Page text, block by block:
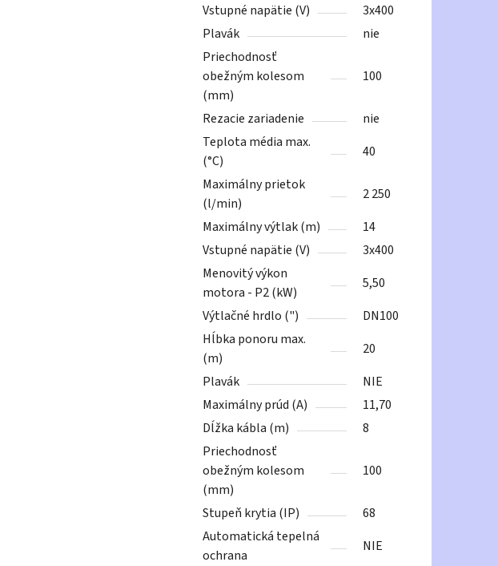
Vstupné napätie (V)
3x400
Plavák
nie
Priechodnosť
obežným kolesom
(mm)
100
Rezacie zariadenie
nie
Teplota média max.
(°C)
40
Maximálny prietok
(l/min)
2 250
Maximálny výtlak (m)
14
Vstupné napätie (V)
3x400
Menovitý výkon
motora - P2 (kW)
5,50
Výtlačné hrdlo (")
DN100
Hĺbka ponoru max.
(m)
20
Plavák
NIE
Maximálny prúd (A)
11,70
Dĺžka kábla (m)
8
Priechodnosť
obežným kolesom
(mm)
100
Stupeň krytia (IP)
68
Automatická tepelná
ochrana
NIE